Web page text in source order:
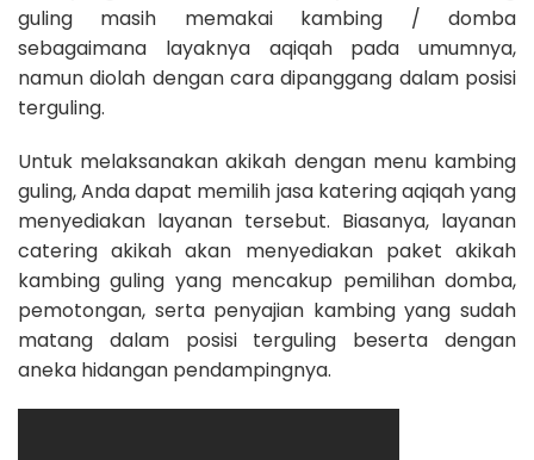
guling masih memakai kambing / domba
sebagaimana layaknya aqiqah pada umumnya,
namun diolah dengan cara dipanggang dalam posisi
terguling.
Untuk melaksanakan akikah dengan menu kambing
guling, Anda dapat memilih jasa katering aqiqah yang
menyediakan layanan tersebut. Biasanya, layanan
catering akikah akan menyediakan paket akikah
kambing guling yang mencakup pemilihan domba,
pemotongan, serta penyajian kambing yang sudah
matang dalam posisi terguling beserta dengan
aneka hidangan pendampingnya.